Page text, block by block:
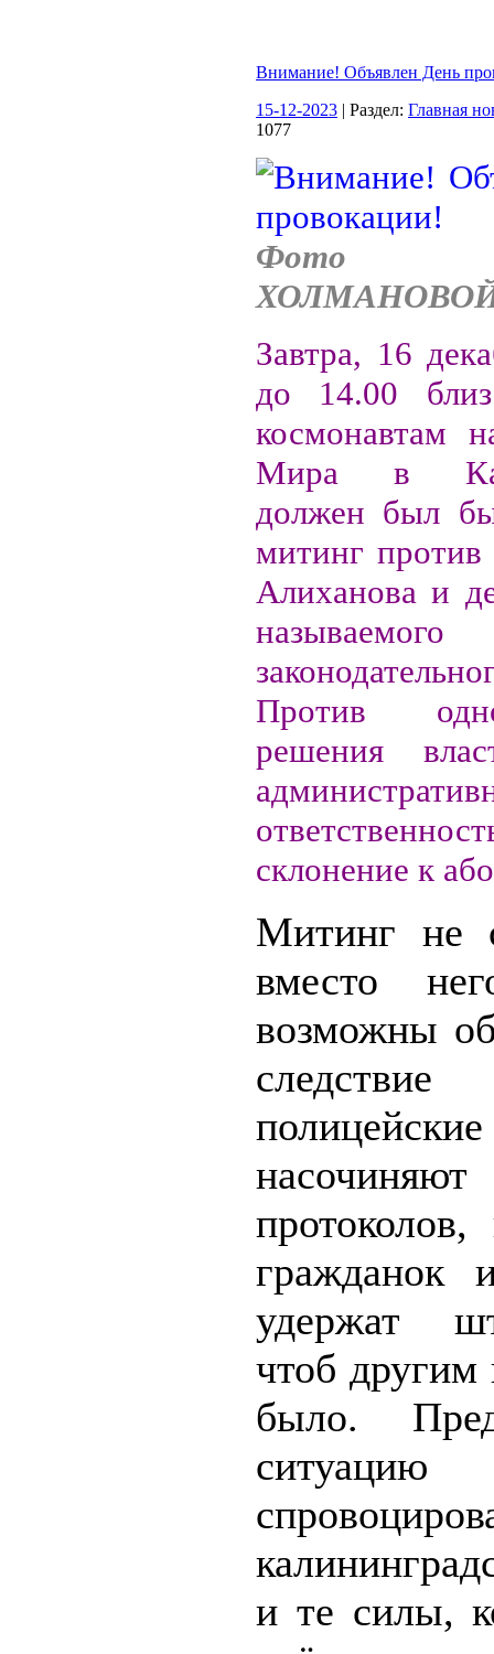
Внимание! Объявлен День
15-12-2023 | Раздел: Главная
1077
Фото
Завтра, 16
до 14.00
космонавтам
Мира в
должен был бы
митинг против
Алиханова и
называемого
Против
решения
склонение к
Митинг не
вместо
возможны
полицейские
гражданок
удержат
чтоб другим
было.
ситуацию
и те силы,